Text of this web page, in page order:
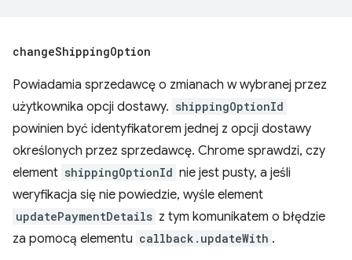
changeShippingOption
Powiadamia sprzedawcę o zmianach w wybranej przez
użytkownika opcji dostawy. shippingOptionId
powinien być identyfikatorem jednej z opcji dostawy
określonych przez sprzedawcę. Chrome sprawdzi, czy
element shippingOptionId nie jest pusty, a jeśli
weryfikacja się nie powiedzie, wyśle element
updatePaymentDetails z tym komunikatem o błędzie
za pomocą elementu callback.updateWith .